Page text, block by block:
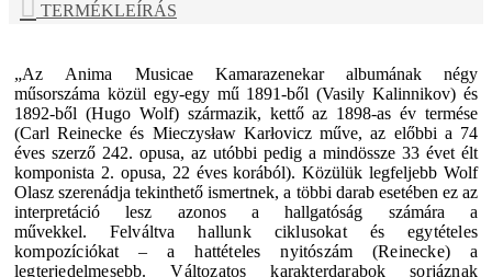
TERMÉKLEÍRÁS
„Az Anima Musicae Kamarazenekaralbumának négy
műsorszáma közül egy-egy mű 1891-ből (Vasily Kalinnikov) és
1892-ből (Hugo Wolf) származik, kettő az 1898-as év termése
(Carl Reinecke és Mieczysław Karłovicz műve, az előbbi a 74
éves szerző 242. opusa, az utóbbi pedig a mindössze 33 évet élt
komponista 2. opusa, 22 éves korából). Közülük legfeljebb Wolf
Olasz szerenádja tekinthető ismertnek, a többi darab esetében ez az
interpretáció lesz azonos a hallgatóság számára a
művekkel. Felváltva hallunk ciklusokat és egytételes
kompozíciókat – a hattételes nyitószám (Reinecke) a
legterjedelmesebb. Változatos karakterdarabok sorjáznak